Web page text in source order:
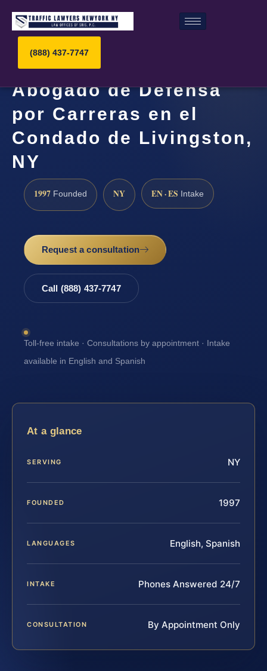
(888) 437-7747
Abogado de Defensa
por Carreras en el
Condado de Livingston,
NY
1997 Founded NY EN · ES Intake
Request a consultation
Call (888) 437-7747
Toll-free intake · Consultations by appointment · Intake
available in English and Spanish
At a glance
SERVING NY
FOUNDED 1997
LANGUAGES English, Spanish
INTAKE Phones Answered 24/7
CONSULTATION By Appointment Only